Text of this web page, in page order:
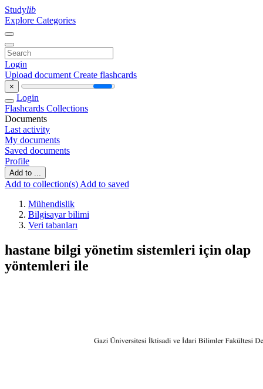
Studylib
Explore Categories
Login
Upload document Create flashcards
×
Login
Flashcards Collections
Documents
Last activity
My documents
Saved documents
Profile
Add to ...
Add to collection(s) Add to saved
Mühendislik
Bilgisayar bilimi
Veri tabanları
hastane bilgi yönetim sistemleri için olap
yöntemleri ile